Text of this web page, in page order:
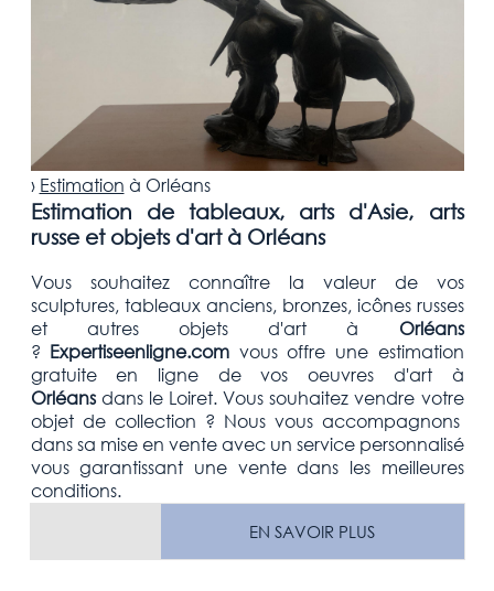
› Estimation à Orléans
Estimation de tableaux, arts d'Asie, arts
russe et objets d'art à Orléans
Vous souhaitez connaître la valeur de vos
sculptures, tableaux anciens, bronzes, icônes russes
et autres objets d'artà
Orléans
? Expertiseenligne.com vous offre une estimation
gratuiteen ligne de vos oeuvres d'art à
Orléansdans le Loiret. Vous souhaitez vendre votre
objet de collection ? Nous vous accompagnons
dans sa mise en vente avec un service personnalisé
vous garantissant une vente dans les meilleures
conditions.
EN SAVOIR PLUS